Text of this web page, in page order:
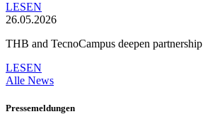
LESEN
26.05.2026
THB and TecnoCampus deepen partnership
LESEN
Alle News
Pressemeldungen